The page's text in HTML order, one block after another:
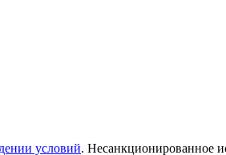
условий. Несанкционированное